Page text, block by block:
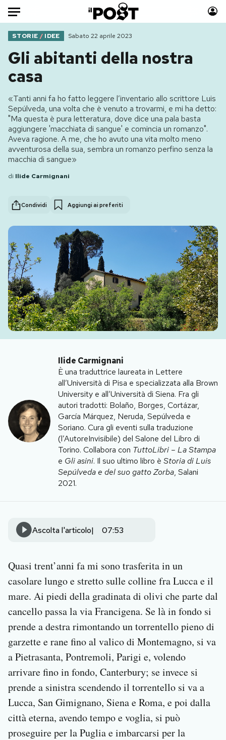
Auto
HOME
Italia
Mondo
Politica
Tecnologia
Internet
Scienza
Cultura
Sport
Libri
Consumismi
Storie/Idee
Ok Boomer!
PODCAST
NEWSLETTER
I MIEI PREFERITI
CALENDARIO
AREA PERSONALE
Area Personale
Newsletter
Notifiche mobile
Regala il Post
Hai bisogno di aiuto?
STORIE / IDEE Sabato 22 aprile 2023
Gli abitanti della nostra
casa
«Tanti anni fa ho fatto leggere l’inventario allo scrittore Luis
Sepúlveda, una volta che è venuto a trovarmi, e mi ha detto:
"Ma questa è pura letteratura, dove dice una pala basta
aggiungere 'macchiata di sangue' e comincia un romanzo".
Aveva ragione. A me, che ho avuto una vita molto meno
avventurosa della sua, sembra un romanzo perfino senza la
macchia di sangue»
di Ilide Carmignani
Condividi Aggiungi ai preferiti
Ilide Carmignani
È una traduttrice laureata in Lettere
all’Università di Pisa e specializzata alla Brown
University e all’Università di Siena. Fra gli
autori tradotti: Bolaño, Borges, Cortázar,
García Márquez, Neruda, Sepúlveda e
Soriano. Cura gli eventi sulla traduzione
(l’AutoreInvisibile) del Salone del Libro di
Torino. Collabora con TuttoLibri – La Stampa
e Gli asini. Il suo ultimo libro è Storia di Luis
Sepúlveda e del suo gatto Zorba, Salani
2021.
Ascolta l'articolo 07:53
Quasi trent’anni fa mi sono trasferita in un
casolare lungo e stretto sulle colline fra Lucca e il
mare. Ai piedi della gradinata di olivi che parte dal
cancello passa la via Francigena. Se là in fondo si
prende a destra rimontando un torrentello pieno di
garzette e rane fino al valico di Montemagno, si va
a Pietrasanta, Pontremoli, Parigi e, volendo
arrivare fino in fondo, Canterbury; se invece si
prende a sinistra scendendo il torrentello si va a
Lucca, San Gimignano, Siena e Roma, e poi dalla
città eterna, avendo tempo e voglia, si può
proseguire per la Puglia e imbarcarsi per la